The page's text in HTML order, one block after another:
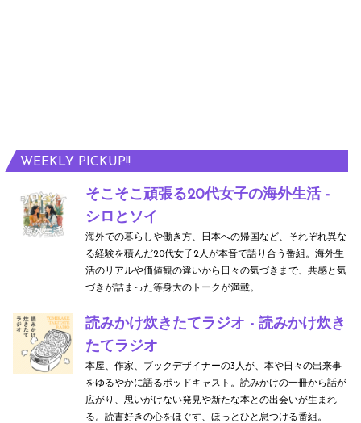
WEEKLY PICKUP!!
そこそこ頑張る20代女子の海外生活 -
シロとソイ
海外での暮らしや働き方、日本への帰国など、それぞれ異な
る経験を積んだ20代女子2人が本音で語り合う番組。海外生
活のリアルや価値観の違いから日々の気づきまで、共感と気
づきが詰まった等身大のトークが満載。
読みかけ炊きたてラジオ - 読みかけ炊き
たてラジオ
本屋、作家、ブックデザイナーの3人が、本や日々の出来事
をゆるやかに語るポッドキャスト。読みかけの一冊から話が
広がり、思いがけない発見や新たな本との出会いが生まれ
る。読書好きの心をほぐす、ほっとひと息つける番組。